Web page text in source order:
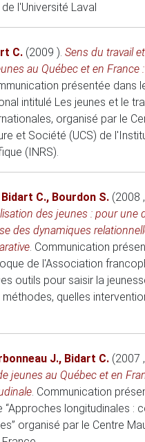
l'Université Laval
C. (2009 ). Sens du travail
au Québec et en France
présentée dans
intitulé Les jeunes et le
organisé par le
et Société (UCS) de
(INRS).
Bidart C., Bourdon S. (2008
des jeunes : pour une
des dynamiques
. Communication
de l'Association
outils pour saisir la
quelles
J., Bidart C. (2007
jeunes au Québec et en
. Communication
longitudinales :
organisé par le Centre